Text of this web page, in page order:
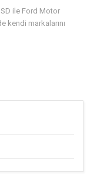
ile Ford Motor
kendi markalarını